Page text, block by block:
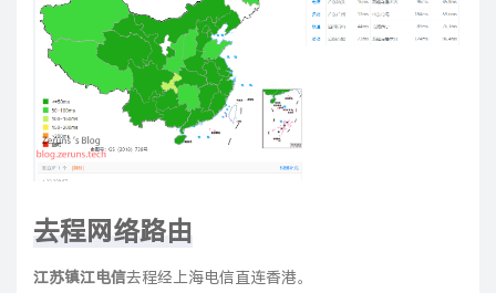
去程网络路由
江苏镇江电信去程经上海电信直连香港。